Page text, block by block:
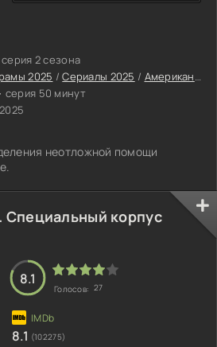
серия 2 сезона
2025 /Сериалы 2025 / Американские сериалы
серия 50 минут
неотложной помощи
Специальный корпус
8.1
Голосов: 27
8.1 (102275)